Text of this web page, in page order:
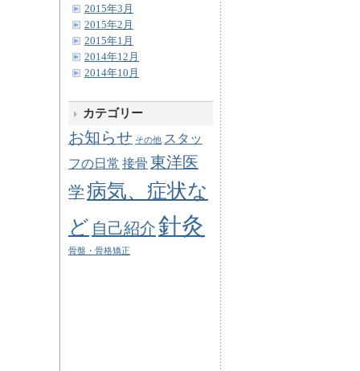
2015年3月
2015年2月
2015年1月
2014年12月
2014年10月
カテゴリー
お知らせ その他 スタッ
フの日常 接骨 東洋医
学病気、症状な
ど 自己紹介針灸
骨盤・骨格矯正